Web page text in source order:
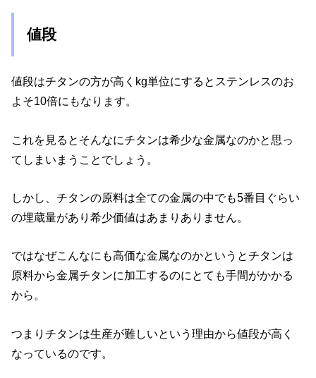
値段
値段はチタンの方が高くkg単位にするとステンレスのお
よそ10倍にもなります。
これを見るとそんなにチタンは希少な金属なのかと思っ
てしまいまうことでしょう。
しかし、チタンの原料は全ての金属の中でも5番目ぐらい
の埋蔵量があり希少価値はあまりありません。
ではなぜこんなにも高価な金属なのかというとチタンは
原料から金属チタンに加工するのにとても手間がかかる
から。
つまりチタンは生産が難しいという理由から値段が高く
なっているのです。